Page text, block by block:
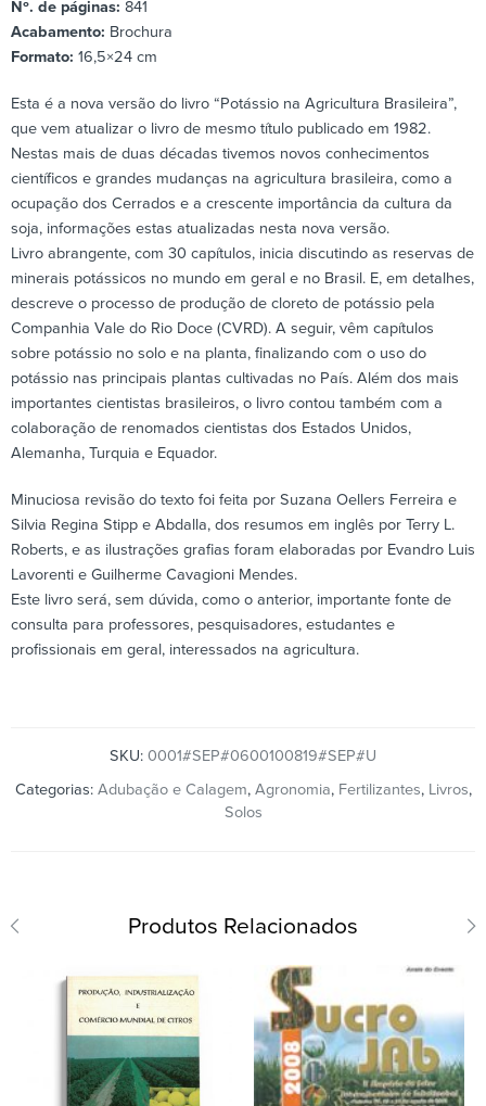
Nº. de páginas: 841
Acabamento: Brochura
Formato: 16,5×24 cm
Esta é a nova versão do livro “Potássio na Agricultura Brasileira”,
que vem atualizar o livro de mesmo título publicado em 1982.
Nestas mais de duas décadas tivemos novos conhecimentos
científicos e grandes mudanças na agricultura brasileira, como a
ocupação dos Cerrados e a crescente importância da cultura da
soja, informações estas atualizadas nesta nova versão.
Livro abrangente, com 30 capítulos, inicia discutindo as reservas de
minerais potássicos no mundo em geral e no Brasil. E, em detalhes,
descreve o processo de produção de cloreto de potássio pela
Companhia Vale do Rio Doce (CVRD). A seguir, vêm capítulos
sobre potássio no solo e na planta, finalizando com o uso do
potássio nas principais plantas cultivadas no País. Além dos mais
importantes cientistas brasileiros, o livro contou também com a
colaboração de renomados cientistas dos Estados Unidos,
Alemanha, Turquia e Equador.
Minuciosa revisão do texto foi feita por Suzana Oellers Ferreira e
Silvia Regina Stipp e Abdalla, dos resumos em inglês por Terry L.
Roberts, e as ilustrações grafias foram elaboradas por Evandro Luis
Lavorenti e Guilherme Cavagioni Mendes.
Este livro será, sem dúvida, como o anterior, importante fonte de
consulta para professores, pesquisadores, estudantes e
profissionais em geral, interessados na agricultura.
SKU: 0001#SEP#0600100819#SEP#U
Categorias: Adubação e Calagem, Agronomia, Fertilizantes, Livros,
Solos
Produtos Relacionados